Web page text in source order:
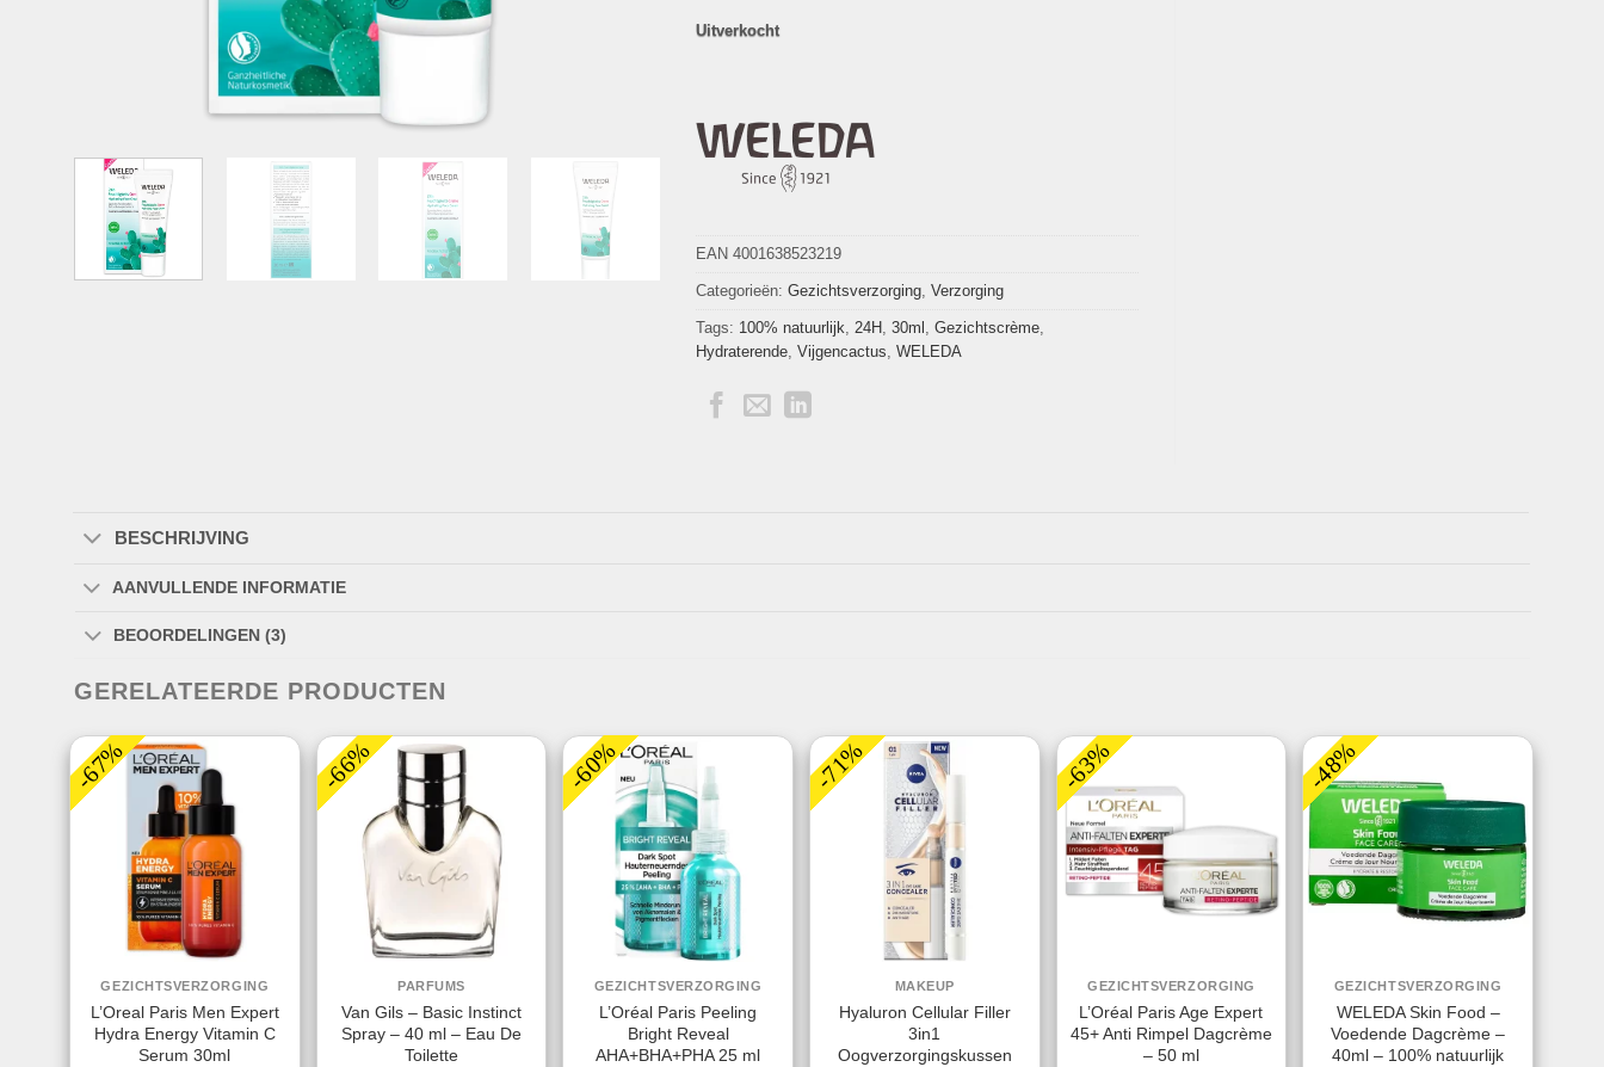
Uitverkocht
EAN 4001638523219
Categorieën: Gezichtsverzorging, Verzorging
Tags: 100% natuurlijk, 24H , 30ml , Gezichtscrème,
Hydraterende, Vijgencactus, WELEDA
BESCHRIJVING
AANVULLENDE INFORMATIE
BEOORDELINGEN (3)
GERELATEERDE PRODUCTEN
-67%
GEZICHTSVERZORGING
L’Oreal Paris Men Expert
Hydra Energy Vitamin C
Serum 30ml
-66%
PARFUMS
Van Gils – Basic Instinct
Spray – 40 ml – Eau De
Toilette
-60%
GEZICHTSVERZORGING
L’Oréal Paris Peeling
Bright Reveal
AHA+BHA+PHA 25 ml
-71%
MAKEUP
Hyaluron Cellular Filler
3in1
Oogverzorgingskussen
-63%
GEZICHTSVERZORGING
L’Oréal Paris Age Expert
45+ Anti Rimpel Dagcrème
– 50 ml
-48%
GEZICHTSVERZORGING
WELEDA Skin Food –
Voedende Dagcrème –
40ml – 100% natuurlijk